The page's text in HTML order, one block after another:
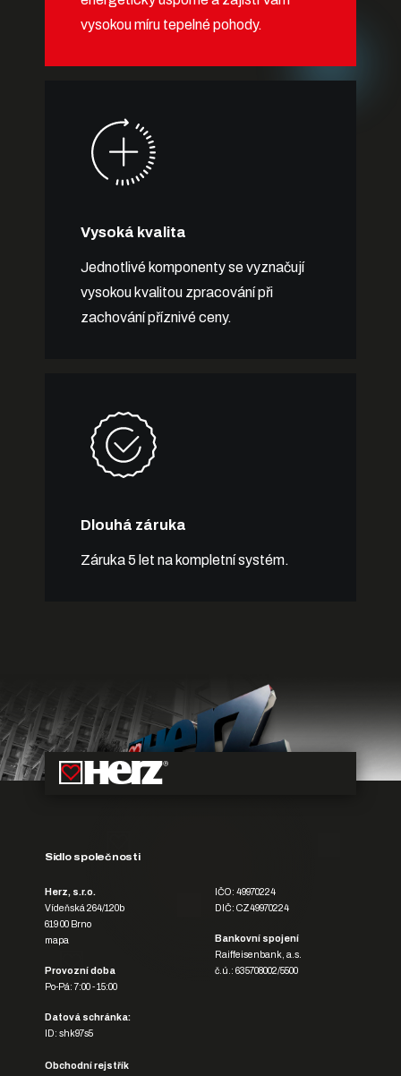
vysokou míru tepelné pohody.
Vysoká kvalita
Jednotlivé komponenty se vyznačují
vysokou kvalitou zpracování při
zachování příznivé ceny.
Dlouhá záruka
Záruka 5 let na kompletní systém.
Sídlo společnosti
Herz, s.r.o.
Vídeňská 264/120b
619 00 Brno
mapa
Provozní doba
Po-Pá: 7:00 - 15:00
IČO: 49970224
DIČ: CZ49970224
Bankovní spojení
Raiffeisenbank, a.s.
č.ú.: 635708002/5500
Datová schránka:
ID: shk97s5
Obchodní rejstřík